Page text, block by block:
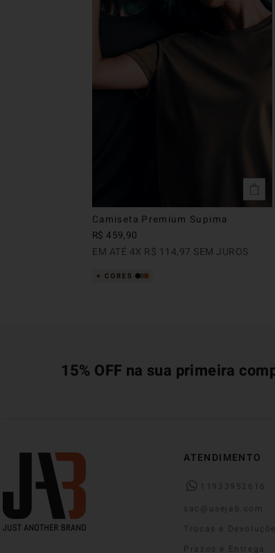
Camiseta Premium Supima
R$ 459,90
EM ATÉ 4X R$ 114,97 SEM JUROS
15% OFF na sua primeira
ATENDIMENTO
11933952616
sac@usejab.com
Trocas e
Prazos e Entrega